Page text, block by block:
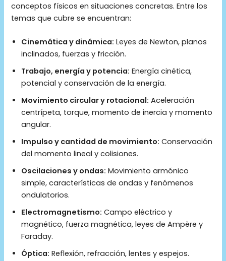
conceptos físicos en situaciones concretas. Entre los
temas que cubre se encuentran:
Cinemática y dinámica: Leyes de Newton, planos
inclinados, fuerzas y fricción.
Trabajo, energía y potencia: Energía cinética,
potencial y conservación de la energía.
Movimiento circular y rotacional: Aceleración
centrípeta, torque, momento de inercia y momento
angular.
Impulso y cantidad de movimiento: Conservación
del momento lineal y colisiones.
Oscilaciones y ondas: Movimiento armónico
simple, características de ondas y fenómenos
ondulatorios.
Electromagnetismo: Campo eléctrico y
magnético, fuerza magnética, leyes de Ampère y
Faraday.
Óptica: Reflexión, refracción, lentes y espejos.